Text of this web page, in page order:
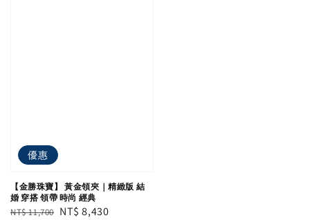
優惠
【金勝珠寶】 黃金領夾｜精緻版 結
婚 穿搭 領帶 時尚 經典
Regular
NT$ 11,700 Sale
NT$ 8,430